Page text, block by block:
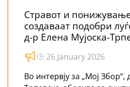
Стравот и
создаваат подобри
д-р Елена Мујоска-
26 January 2026
Во интервју за „Мој Збор“,